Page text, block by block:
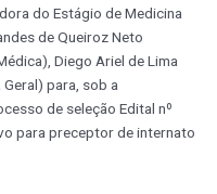
do Estágio de Medicina
de Queiroz Neto
Diego Ariel de Lima
para, sob a
de seleção Edital nº
para preceptor de internato